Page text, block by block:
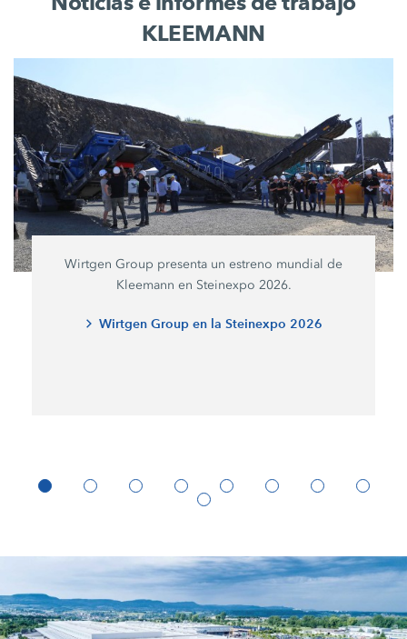
KLEEMANN
Wirtgen Group presenta un estreno mundial de
Kleemann en Steinexpo 2026.
Wirtgen Group en la Steinexpo 2026